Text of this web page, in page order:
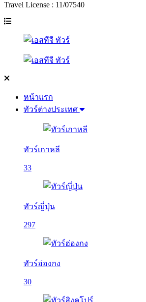
Travel License : 11/07540
หน้าแรก
ทัวร์ต่างประเทศ
ทัวร์เกาหลี
33
ทัวร์ญี่ปุ่น
297
ทัวร์ฮ่องกง
30